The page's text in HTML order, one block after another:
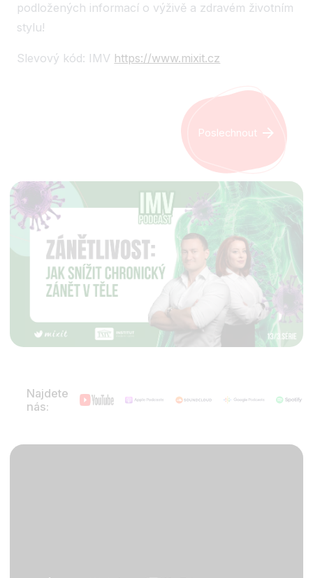
podložených informací o výživě a zdravém životním
stylu!
Slevový kód: IMV https://www.mixit.cz
Poslechnout
Najdete
nás: